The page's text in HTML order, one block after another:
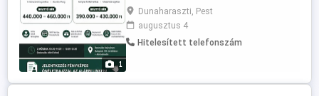
1
bejelentett munkát keresel hosszú távra?
Most több pozícióba is várjuk új kollégák
jelentkezését! Pénztáros Budapest XIII.
kerület és Alsónémedi Konyhai kisegítő
Dunaharaszti, Pest
augusztus 4
Hitelesített telefonszám